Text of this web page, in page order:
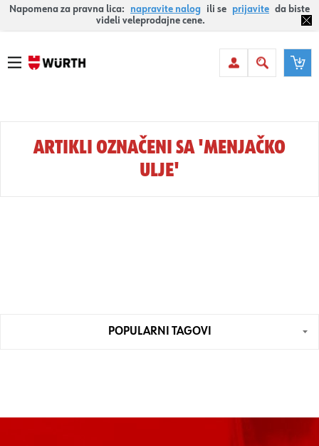
Napomena za pravna lica: napravite nalog ili se prijavite da biste
videli veleprodajne cene.
ARTIKLI OZNAČENI SA 'MENJAČKO
ULJE'
POPULARNI TAGOVI